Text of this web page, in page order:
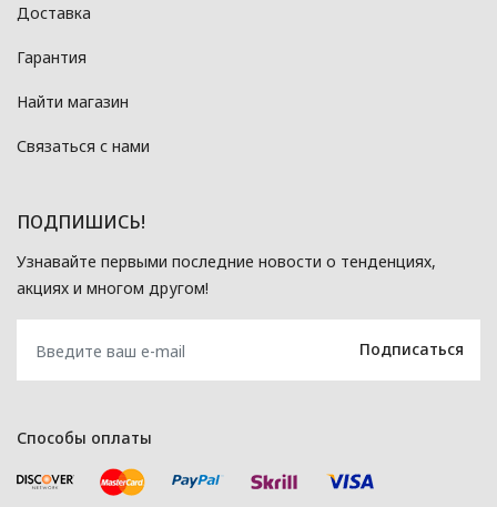
Доставка
Гарантия
Найти магазин
Связаться с нами
ПОДПИШИСЬ!
Узнавайте первыми последние новости о тенденциях,
акциях и многом другом!
Способы оплаты